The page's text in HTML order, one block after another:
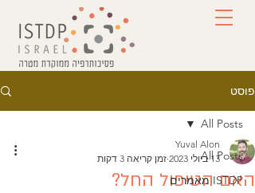
פוסט
All Posts
ISTDP מאמרים
All Posts
האם הטיפול החל?
Yuval Alon
13 ביולי 2023
זמן קריאה 3 דקות